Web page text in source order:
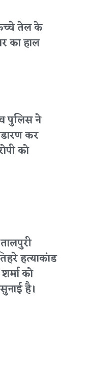
तेल के
का हाल
पुलिस ने
कर
को
हत्याकांड
को
है।